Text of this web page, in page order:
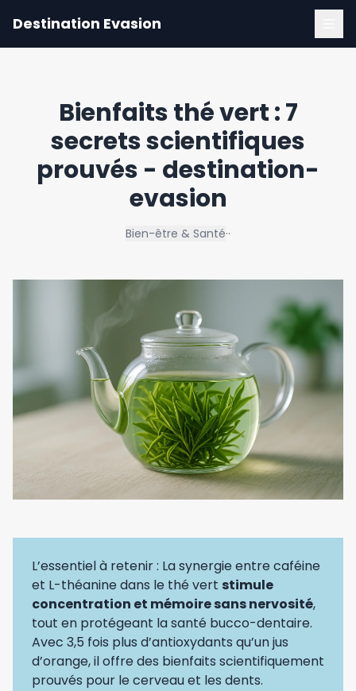
Destination Evasion
Bienfaits thé vert : 7
secrets scientifiques
prouvés - destination-
evasion
Bien-être & Santé··
L’essentiel à retenir : La synergie entre caféine
et L-théanine dans le thé vert stimule
concentration et mémoire sans nervosité,
tout en protégeant la santé bucco-dentaire.
Avec 3,5 fois plus d’antioxydants qu’un jus
d’orange, il offre des bienfaits scientifiquement
prouvés pour le cerveau et les dents.